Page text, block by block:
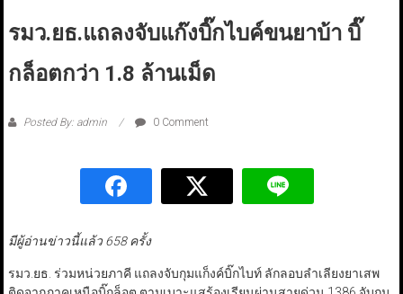
รมว.ยธ.แถลงจับแก๊งบิ๊กไบค์ขนยาบ้า บิ๊
กล็อตกว่า 1.8 ล้านเม็ด
Posted By: admin 0 Comment
มีผู้อ่านข่าวนี้แล้ว 658 ครั้ง
รมว.ยธ. ร่วมหน่วยภาคี แถลงจับกุมแก็งค์บิ๊กไบท์ ลักลอบลำเลียงยาเสพ